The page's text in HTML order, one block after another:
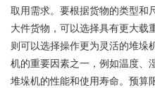
取用需求。要根据货物的类型和
大件货物，可以选择具有更大载
则可以选择操作更为灵活的堆垛
机的重要因素之一，例如温度、
堆垛机的性能和使用寿命。预算